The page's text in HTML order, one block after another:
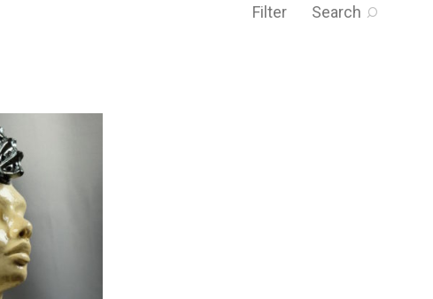
Filter Search